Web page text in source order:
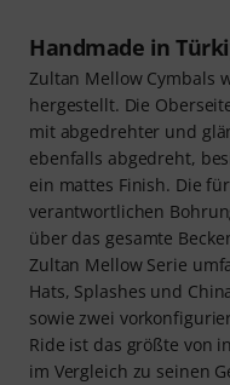
Handmade in
Zultan Mellow Cymbals
hergestellt. Die
mit abgedrehter und
ebenfalls abgedreht,
ein mattes Finish. Die
verantwortlichen
über das gesamte
Zultan Mellow Serie
Hats, Splashes und
sowie zwei
Ride ist das größte von
im Vergleich zu seinen